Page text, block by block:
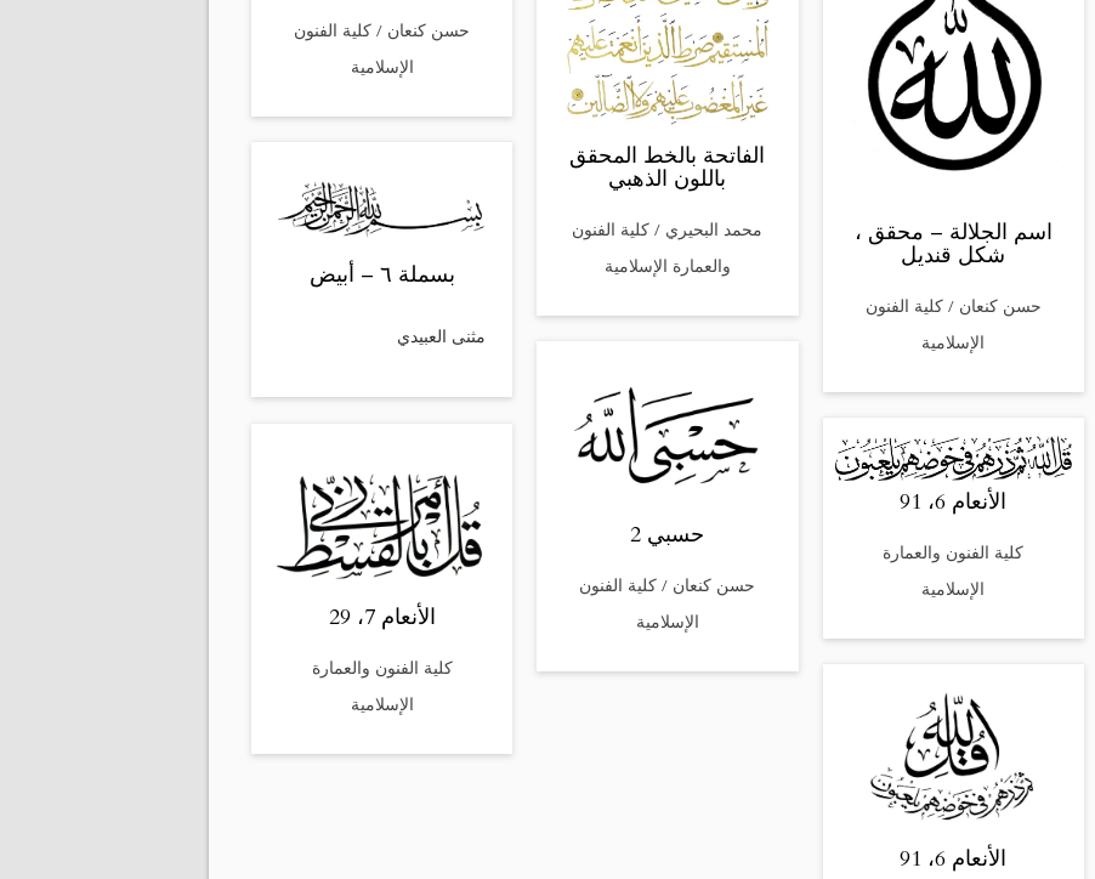
‎حسن كنعان / كلية الفنون
الإسلامية
الفاتحة بالخط المحقق
باللون الذهبي
محمد البحيري / كلية الفنون
والعمارة الإسلامية
اسم الجلالة – محقق ،
شكل قنديل
حسن كنعان / كلية الفنون
الإسلامية
بسملة ٦ – أبيض
مثنى العبيدي
حسبي 2
‎حسن كنعان / كلية الفنون
الإسلامية
الأنعام 6، 91
كلية الفنون والعمارة
الإسلامية
الأنعام 7، 29
كلية الفنون والعمارة
الإسلامية
الأنعام 6، 91